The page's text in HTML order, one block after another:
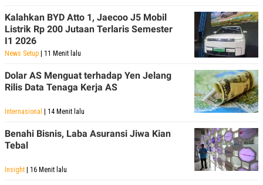
Kalahkan BYD Atto 1, Jaecoo J5 Mobil
Listrik Rp 200 Jutaan Terlaris Semester
I1 2026
News Setup | 11 Menit lalu
Dolar AS Menguat terhadap Yen Jelang
Rilis Data Tenaga Kerja AS
Internasional | 14 Menit lalu
Benahi Bisnis, Laba Asuransi Jiwa Kian
Tebal
Insight | 16 Menit lalu